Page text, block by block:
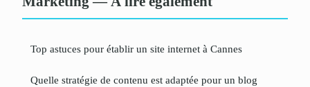
Top astuces pour établir un site internet à Cannes
Quelle stratégie de contenu est adaptée pour un blog